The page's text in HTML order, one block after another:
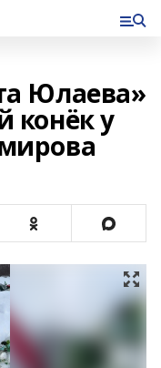
Юлаева»
конёк у